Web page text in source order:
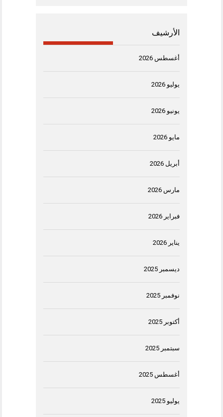
الأرشيف
أغسطس 2026
يوليو 2026
يونيو 2026
مايو 2026
أبريل 2026
مارس 2026
فبراير 2026
يناير 2026
ديسمبر 2025
نوفمبر 2025
أكتوبر 2025
سبتمبر 2025
أغسطس 2025
يوليو 2025